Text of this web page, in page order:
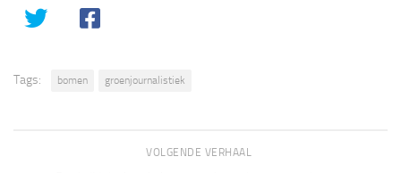
Tags: bomen groenjournalistiek
VOLGENDE VERHAAL